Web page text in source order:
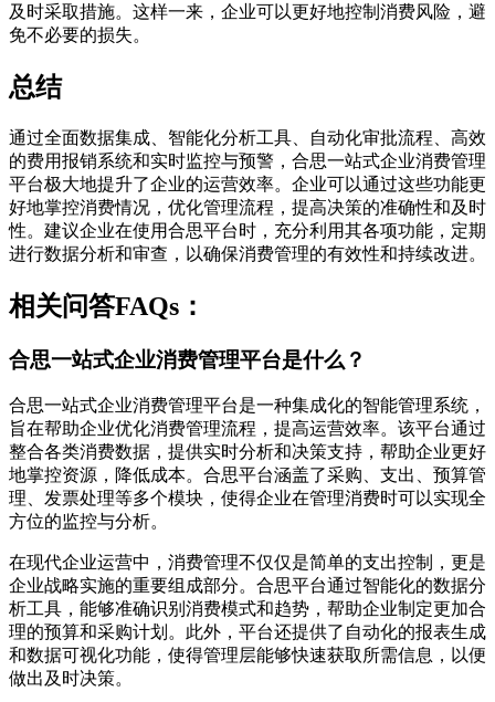
及时采取措施。这样一来，企业可以更好地控制消费风险，避
免不必要的损失。
总结
通过全面数据集成、智能化分析工具、自动化审批流程、高效
的费用报销系统和实时监控与预警，合思一站式企业消费管理
平台极大地提升了企业的运营效率。企业可以通过这些功能更
好地掌控消费情况，优化管理流程，提高决策的准确性和及时
性。建议企业在使用合思平台时，充分利用其各项功能，定期
进行数据分析和审查，以确保消费管理的有效性和持续改进。
相关问答FAQs：
合思一站式企业消费管理平台是什么？
合思一站式企业消费管理平台是一种集成化的智能管理系统，
旨在帮助企业优化消费管理流程，提高运营效率。该平台通过
整合各类消费数据，提供实时分析和决策支持，帮助企业更好
地掌控资源，降低成本。合思平台涵盖了采购、支出、预算管
理、发票处理等多个模块，使得企业在管理消费时可以实现全
方位的监控与分析。
在现代企业运营中，消费管理不仅仅是简单的支出控制，更是
企业战略实施的重要组成部分。合思平台通过智能化的数据分
析工具，能够准确识别消费模式和趋势，帮助企业制定更加合
理的预算和采购计划。此外，平台还提供了自动化的报表生成
和数据可视化功能，使得管理层能够快速获取所需信息，以便
做出及时决策。